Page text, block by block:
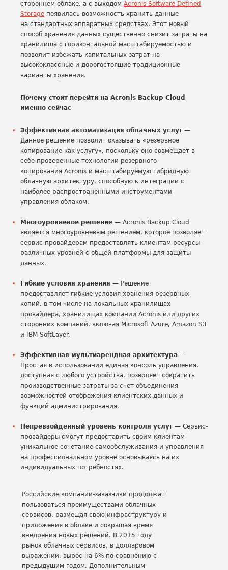
стороннем облаке, а с выходом Acronis Software Defined
Storage появилась возможность хранить данные
на стандартных аппаратных средствах. Этот новый
способ хранения данных существенно снизит затраты на
хранилища с горизонтальной масштабируемостью и
позволит избежать капитальных затрат на
высококлассные и дорогостоящие традиционные
варианты хранения.
Почему стоит перейти на Acronis Backup Cloud
именно сейчас
Эффективная автоматизация облачных услуг —
Данное решение позволит оказывать «резервное
копирование как услугу», поскольку оно совмещает в
себе проверенные технологии резервного
копирования Acronis и масштабируемую гибридную
облачную архитектуру, способную к интеграции с
наиболее распространенными инструментами
управления облаком.
Многоуровневое решение — Acronis Backup Cloud
является многоуровневым решением, которое позволяет
сервис-провайдерам предоставлять клиентам ресурсы
различных уровней с общей платформы для защиты
данных.
Гибкие условия хранения — Решение
предоставляет гибкие условия хранения резервных
копий, в том числе на локальных хранилищах
провайдера, хранилищах компании Acronis или других
сторонних компаний, включая Microsoft Azure, Amazon S3
и IBM SoftLayer.
Эффективная мультиарендная архитектура —
Простая в использовании единая консоль управления,
доступная с любого устройства, позволяет сократить
производственные затраты за счет объединения
возможностей отображения клиентских данных и
функций администрирования.
Непревзойденный уровень контроля услуг — Сервис-
провайдеры смогут предоставить своим клиентам
уникальное сочетание самообслуживания и управления
на профессиональном уровне основываясь на их
индивидуальных потребностях.
Российские компании-заказчики продолжат
пользоваться преимуществами облачных
сервисов, размещая свою инфраструктуру и
приложения в облаке и сокращая время
внедрения новых решений. В 2015 году
рынок облачных сервисов, в долларовом
выражении, вырос на 6% по сравнению с
предыдущим годом. Дополнительным